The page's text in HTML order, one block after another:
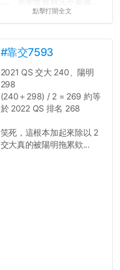
很多人一路輕鬆自在到畢業
上早八的毅力跟每年的新年
新希望一樣不持久。
四、不要當班代。不要當班
代。不要當班代。
五、每天都能穿便服上學好
像很爽，切記不要把自己混
單、大方就好。
六、一個人吃午餐修通識沒
點擊打開全文
#靠交7593
2021 QS 交大 240、陽明
298
(240＋298) / 2 = 269 約等
於 2022 QS 排名 268
笑死，這根本加起來除以 2
交大真的被陽明拖累欸...